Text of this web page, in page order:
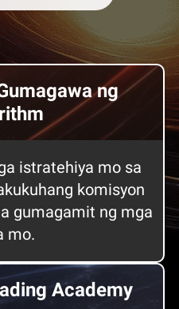
ng
istratehiya mo sa
komisyon
gumagamit ng mga
mo.
Academy